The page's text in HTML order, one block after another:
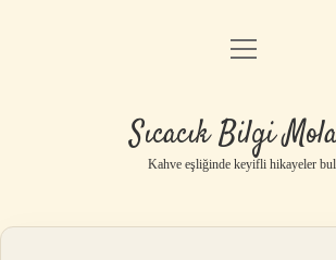
Anasayfa
Yasal Uyarı
menüyü
Sıcacık Bilgi
Kahve eşliğinde keyifli hikayeler